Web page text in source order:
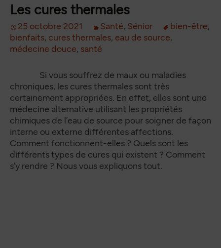
Les cures thermales
25 octobre 2021 Santé, Sénior bien-être,
bienfaits, cures thermales, eau de source,
médecine douce, santé
Si vous souffrez de maux ou maladies
chroniques, les cures thermales sont très
certainement appropriées. En effet, elles sont une
médecine alternative utilisant les propriétés
chimiques de l’eau de source pour soigner de façon
interne ou externe différentes affections.
Comment fonctionnent-elles ? Quels sont les
différents types de cures qui existent ? Comment
s’y rendre ? Nous vous expliquons tout.